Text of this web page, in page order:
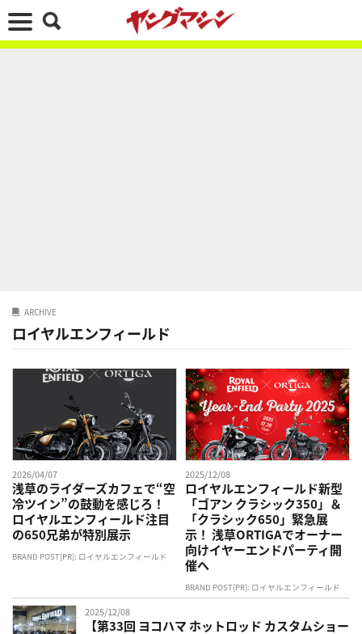
ARCHIVE
ロイヤルエンフィールド
2026/04/07
浅草のライダーズカフェで“空
冷ツイン”の鼓動を感じろ！
ロイヤルエンフィールド注目
の650兄弟が特別展示
BRAND POST[PR]: ロイヤルエンフィールド
2025/12/08
ロイヤルエンフィールド新型
「ゴアン クラシック350」＆
「クラシック650」緊急展
示！ 浅草ORTIGAでオーナー
向けイヤーエンドパーティ開
催へ
BRAND POST[PR]: ロイヤルエンフィールド
2025/12/08
【第33回 ヨコハマ ホットロッド カスタムショー